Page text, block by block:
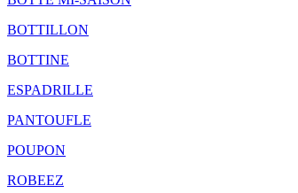
BOTTILLON
BOTTINE
ESPADRILLE
PANTOUFLE
POUPON
ROBEEZ